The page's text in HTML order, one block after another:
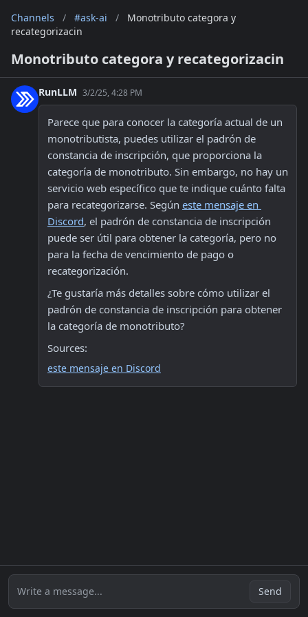
Channels / #ask-ai /
Monotributo categora y
recategorizacin
Monotributo categora y recategorizacin
RunLLM 3/2/25, 4:28 PM
Parece que para conocer la categoría actual de un
monotributista, puedes utilizar el padrón de
constancia de inscripción, que proporciona la
categoría de monotributo. Sin embargo, no hay un
servicio web específico que te indique cuánto falta
para recategorizarse. Según este mensaje en
Discord, el padrón de constancia de inscripción
puede ser útil para obtener la categoría, pero no
para la fecha de vencimiento de pago o
recategorización.
¿Te gustaría más detalles sobre cómo utilizar el
padrón de constancia de inscripción para obtener
la categoría de monotributo?
Sources:
este mensaje en Discord
Write a message... Send